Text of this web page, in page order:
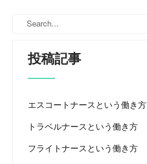
投稿記事
エスコートナースという働き方
トラベルナースという働き方
フライトナースという働き方